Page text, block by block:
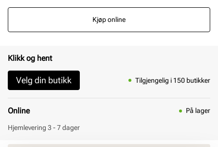
Kjøp online
Klikk og hent
Velg din butikk Tilgjengelig i 150 butikker
Online På lager
Hjemlevering 3 - 7 dager